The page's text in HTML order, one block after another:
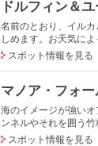
ドルフィン＆ユ
名前のとおり、イル
しめます。お天気に
スポット情報を見る
マノア・フォ
海のイメージが強い
ンネルやそれを囲う
スポット情報を見る